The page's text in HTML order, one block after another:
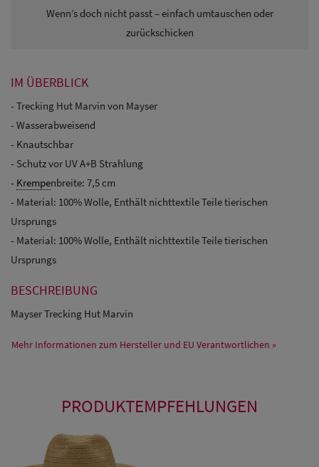
Wenn’s doch nicht passt – einfach umtauschen oder
zurückschicken
IM ÜBERBLICK
- Trecking Hut Marvin von Mayser
- Wasserabweisend
- Knautschbar
- Schutz vor UV A+B Strahlung
- Krempenbreite: 7,5 cm
- Material: 100% Wolle, Enthält nichttextile Teile tierischen
Ursprungs
- Material: 100% Wolle, Enthält nichttextile Teile tierischen
Ursprungs
BESCHREIBUNG
Mayser Trecking Hut Marvin
Mehr Informationen zum Hersteller und EU Verantwortlichen »
PRODUKTEMPFEHLUNGEN